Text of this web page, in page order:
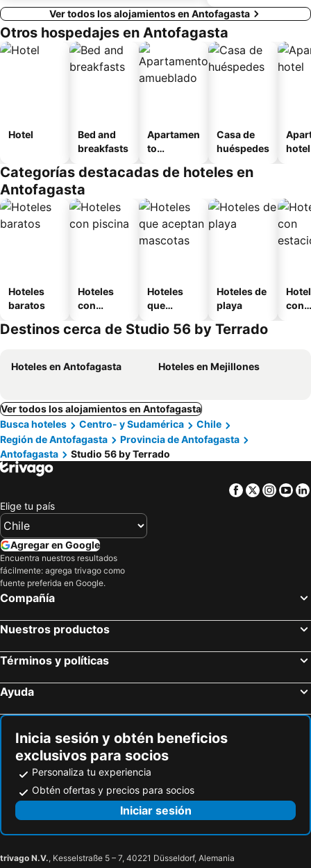
Ver todos los alojamientos en Antofagasta
Otros hospedajes en Antofagasta
Hotel
Bed and
breakfasts
Apartamen
to
o
Casa de
huéspedes
hotel
Categorías destacadas de hoteles en
Antofagasta
Hoteles
baratos
Hoteles
con
Hoteles
que
mascotas
Hoteles de
playa
con
Destinos cerca de Studio 56 by Terrado
Hoteles en Antofagasta Hoteles en Mejillones
Ver todos los alojamientos en Antofagasta
Busca hoteles
Centro- y Sudamérica
Chile
Región de Antofagasta
Provincia de Antofagasta
Antofagasta
Studio 56 by Terrado
Facebook
Twitter
Elige tu país
Agregar en Google
Encuentra nuestros resultados
fácilmente: agrega trivago como
fuente preferida en Google.
Compañía
Nuestros productos
Términos y políticas
Ayuda
Inicia sesión y obtén beneficios
exclusivos para socios
Personaliza tu experiencia
Obtén ofertas y precios para socios
Iniciar sesión
trivago N.V., Kesselstraße 5 – 7, 40221 Düsseldorf, Alemania